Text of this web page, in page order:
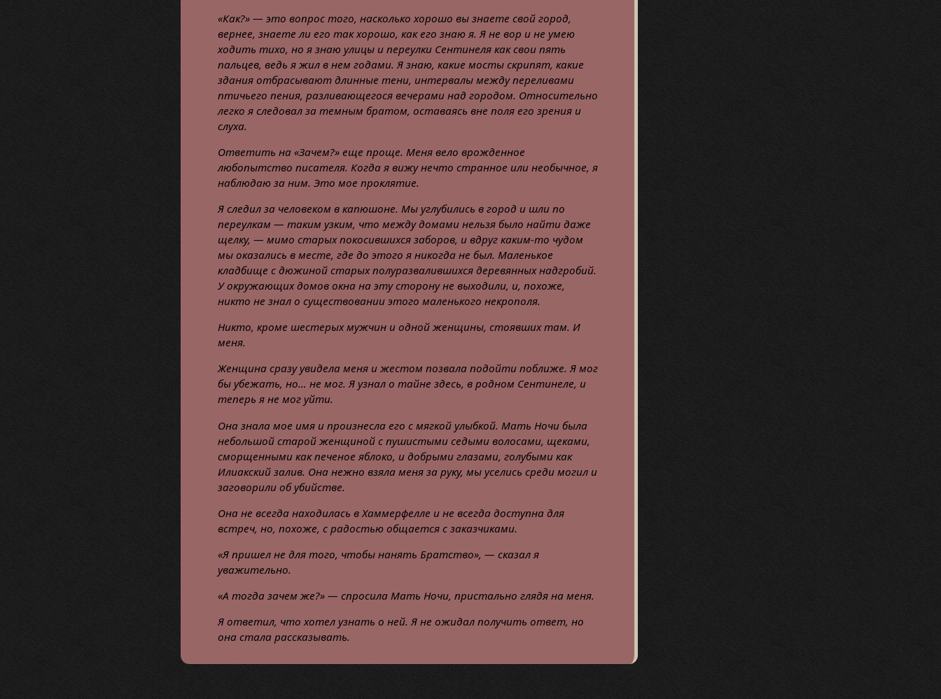
«Как?» — это вопрос того, насколько хорошо вы знаете свой город,
вернее, знаете ли его так хорошо, как его знаю я. Я не вор и не умею
ходить тихо, но я знаю улицы и переулки Сентинеля как свои пять
пальцев, ведь я жил в нем годами. Я знаю, какие мосты скрипят, какие
здания отбрасывают длинные тени, интервалы между переливами
птичьего пения, разливающегося вечерами над городом. Относительно
легко я следовал за темным братом, оставаясь вне поля его зрения и
слуха.
Ответить на «Зачем?» еще проще. Меня вело врожденное
любопытство писателя. Когда я вижу нечто странное или необычное, я
наблюдаю за ним. Это мое проклятие.
Я следил за человеком в капюшоне. Мы углубились в город и шли по
переулкам — таким узким, что между домами нельзя было найти даже
щелку, — мимо старых покосившихся заборов, и вдруг каким-то чудом
мы оказались в месте, где до этого я никогда не был. Маленькое
кладбище с дюжиной старых полуразвалившихся деревянных надгробий.
У окружающих домов окна на эту сторону не выходили, и, похоже,
никто не знал о существовании этого маленького некрополя.
Никто, кроме шестерых мужчин и одной женщины, стоявших там. И
меня.
Женщина сразу увидела меня и жестом позвала подойти поближе. Я мог
бы убежать, но… не мог. Я узнал о тайне здесь, в родном Сентинеле, и
теперь я не мог уйти.
Она знала мое имя и произнесла его с мягкой улыбкой. Мать Ночи была
небольшой старой женщиной с пушистыми седыми волосами, щеками,
сморщенными как печеное яблоко, и добрыми глазами, голубыми как
Илиакский залив. Она нежно взяла меня за руку, мы уселись среди могил и
заговорили об убийстве.
Она не всегда находилась в Хаммерфелле и не всегда доступна для
встреч, но, похоже, с радостью общается с заказчиками.
«Я пришел не для того, чтобы нанять Братство», — сказал я
уважительно.
«А тогда зачем же?» — спросила Мать Ночи, пристально глядя на меня.
Я ответил, что хотел узнать о ней. Я не ожидал получить ответ, но
она стала рассказывать.